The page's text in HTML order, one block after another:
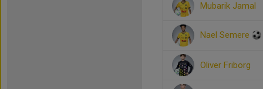
Mubarik Jamal
Nael Semere
Oliver Friborg